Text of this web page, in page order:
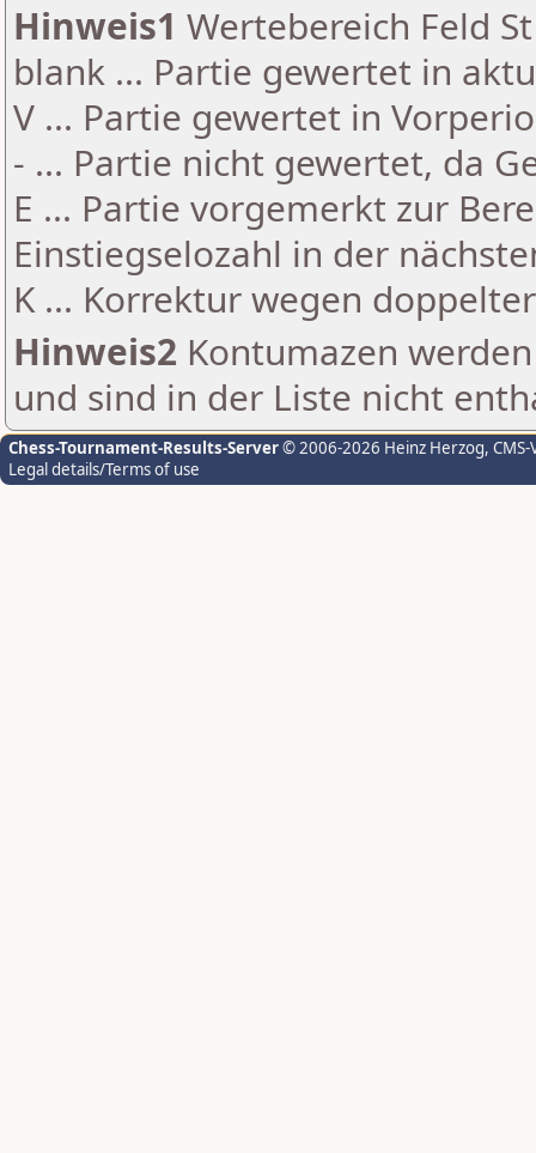
Hinweis1 Wertebereich Feld
blank ... Partie gewertet in
V ... Partie gewertet in
- ... Partie nicht gewertet, da
E ... Partie vorgemerkt zur
Einstiegselozahl in der
K ... Korrektur wegen
Hinweis2 Kontumazen
und sind in der Liste nicht
Chess-Tournament-Results-Server© 2006-2026 Heinz Herzog,
Legal details/Terms of use